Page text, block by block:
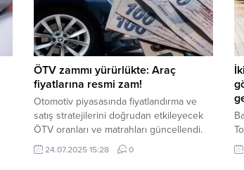
Devlet...
ÖTV zammı yürürlükte: Araç
fiyatlarına resmi zam!
Otomotiv piyasasında fiyatlandırma ve
satış stratejilerini doğrudan etkileyecek
ÖTV oranları ve matrahları güncellendi.
Bugünkü Resmi Gazete’de yayımlanan
Cumhurbaşkanı Kararı ile 4760 sayılı
24.07.2025 15:28 0